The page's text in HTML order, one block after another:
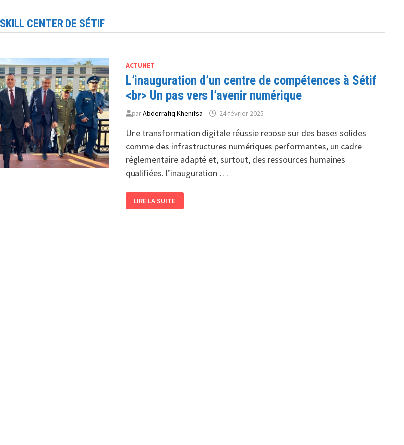
SKILL CENTER DE SÉTIF
ACTUNET
L’inauguration d’un centre de compétences à Sétif
<br> Un pas vers l’avenir numérique
parAbderrafiq Khenifsa 24 février 2025
Une transformation digitale réussie repose sur des bases solides
comme des infrastructures numériques performantes, un cadre
réglementaire adapté et, surtout, des ressources humaines
qualifiées. l’inauguration …
L’INAUGURATION
D’UN
CENTRE
LIRE LA SUITE